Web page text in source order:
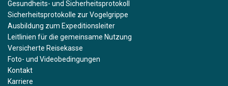
Gesundheits- und Sicherheitsprotokoll
Sicherheitsprotokolle zur Vogelgrippe
Ausbildung zum Expeditionsleiter
Leitlinien für die gemeinsame Nutzung
Versicherte Reisekasse
Foto- und Videobedingungen
Kontakt
Karriere